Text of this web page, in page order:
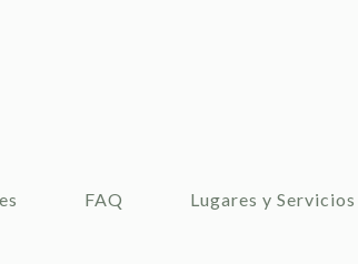
FAQ Lugares y Servicios